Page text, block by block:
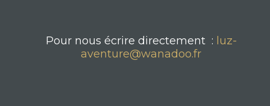
Pour nous écrire directement : luz-
aventure@wanadoo.fr